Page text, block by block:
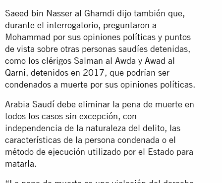
Saeed bin Nasser al Ghamdi dijo también que,
durante el interrogatorio, preguntaron a
Mohammad por sus opiniones políticas y puntos
de vista sobre otras personas saudíes detenidas,
como los clérigos Salman al Awda y Awad al
Qarni, detenidos en 2017, que podrían ser
condenados a muerte por sus opiniones políticas.
Arabia Saudí debe eliminar la pena de muerte en
todos los casos sin excepción, con
independencia de la naturaleza del delito, las
características de la persona condenada o el
método de ejecución utilizado por el Estado para
matarla.